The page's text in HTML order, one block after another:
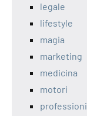
legale
lifestyle
magia
marketing
medicina
motori
professioni